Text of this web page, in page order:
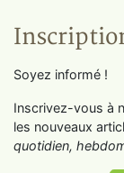
Soyez informé !
Inscrivez-vous à
les nouveaux
quotidien,